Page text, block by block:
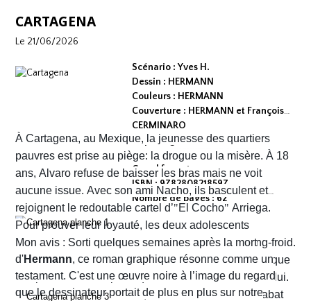
CARTAGENA
Le 21/06/2026
Scénario : Yves H.
Dessin : HERMANN
Couleurs : HERMANN
Couverture : HERMANN et François
CERMINARO
Dépot légal : avril 2026
Editeur :
Grand format
ISBN : 9782808218597
Nombre de pages : 62
À Cartagena, au Mexique, la jeunesse des quartiers
pauvres est prise au piège: la drogue ou la misère. À 18
ans, Alvaro refuse de baisser les bras mais ne voit
aucune issue. Avec son ami Nacho, ils basculent et
rejoignent le redoutable cartel d’"El Cocho" Arriega.
Pour prouver leur loyauté, les deux adolescents
reçoivent l'ordre d'exécuter des prisonniers de sang-froid.
Alvaro hésite, tremble mais en proie à une peur panique
finit par obéir. Cela provoque aussitôt un déclic chez lui.
Dans un sursaut de survie, il retourne son arme et abat
Mon avis : Sorti quelques semaines après la mort
d'Hermann, ce roman graphique résonne comme un
testament. C'est une œuvre noire à l’image du regard
que le dessinateur portait de plus en plus sur notre